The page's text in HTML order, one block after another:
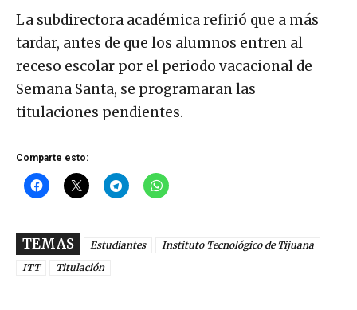
La subdirectora académica refirió que a más
tardar, antes de que los alumnos entren al
receso escolar por el periodo vacacional de
Semana Santa, se programaran las
titulaciones pendientes.
Comparte esto:
TEMAS Estudiantes
Instituto Tecnológico de Tijuana
ITT
Titulación